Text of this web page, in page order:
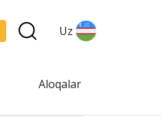
Uz
Aloqalar